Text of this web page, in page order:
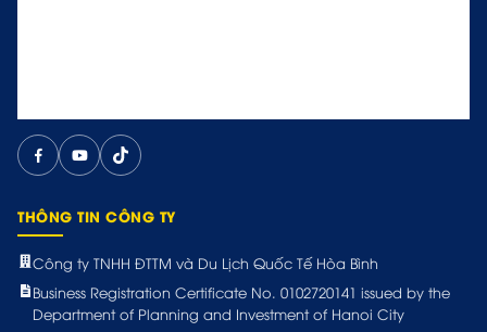
THÔNG TIN CÔNG TY
Công ty TNHH ĐTTM và Du Lịch Quốc Tế Hòa Bình
Business Registration Certificate No. 0102720141 issued by the
Department of Planning and Investment of Hanoi City